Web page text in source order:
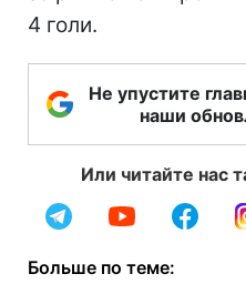
4 голи.
Не упустите
наши
Или читайте нас
Больше по теме: